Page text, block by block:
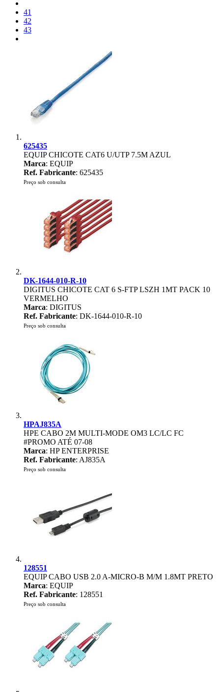
41
42
43
625435
EQUIP CHICOTE CAT6 U/UTP 7.5M AZUL
Marca: EQUIP
Ref. Fabricante: 625435
Preço sob consulta
DK-1644-010-R-10
DIGITUS CHICOTE CAT 6 S-FTP LSZH 1MT PACK 10
VERMELHO
Marca: DIGITUS
Ref. Fabricante: DK-1644-010-R-10
Preço sob consulta
HPAJ835A
HPE CABO 2M MULTI-MODE OM3 LC/LC FC
#PROMO ATÉ 07-08
Marca: HP ENTERPRISE
Ref. Fabricante: AJ835A
Preço sob consulta
128551
EQUIP CABO USB 2.0 A-MICRO-B M/M 1.8MT PRETO
Marca: EQUIP
Ref. Fabricante: 128551
Preço sob consulta